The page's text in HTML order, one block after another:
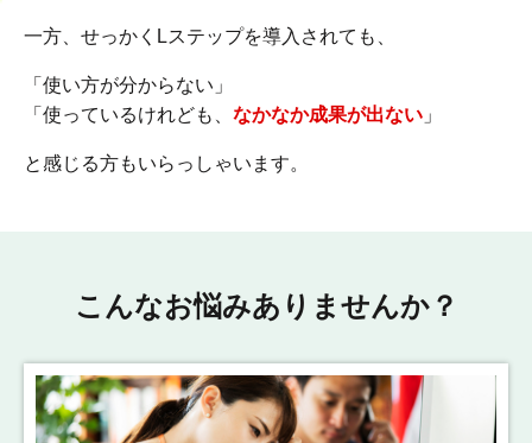
一方、せっかくLステップを導入されても、
「使い方が分からない」
「使っているけれども、 なかなか成果が出ない 」
と感じる方もいらっしゃいます。
こんなお悩みありませんか？